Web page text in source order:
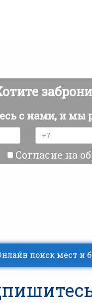
с нами, и мы
Согласие на
поиск мест и